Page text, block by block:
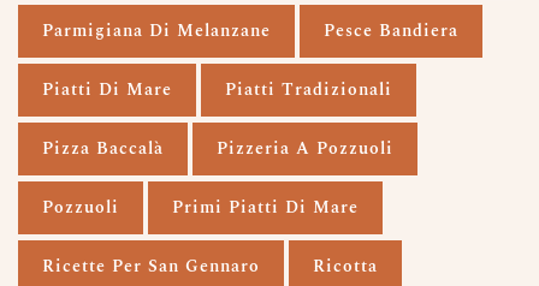
Parmigiana Di Melanzane Pesce Bandiera
Piatti Di Mare Piatti Tradizionali
Pizza Baccalà Pizzeria A Pozzuoli
Pozzuoli Primi Piatti Di Mare
Ricette Per San Gennaro Ricotta